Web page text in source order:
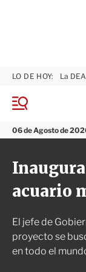
M
n
ú
06 de Agosto de
LO DE HOY: La
acuario
El jefe de
proyecto se
en todo el